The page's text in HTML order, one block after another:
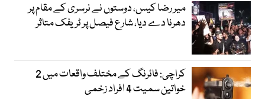
میر رضا کیس، دوستوں نے نرسری کے مقام پر
دھرنا دے دیا، شارع فیصل پر ٹریفک متاثر
کراچی: فائرنگ کے مختلف واقعات میں 2
خواتین سمیت 4 افراد زخمی